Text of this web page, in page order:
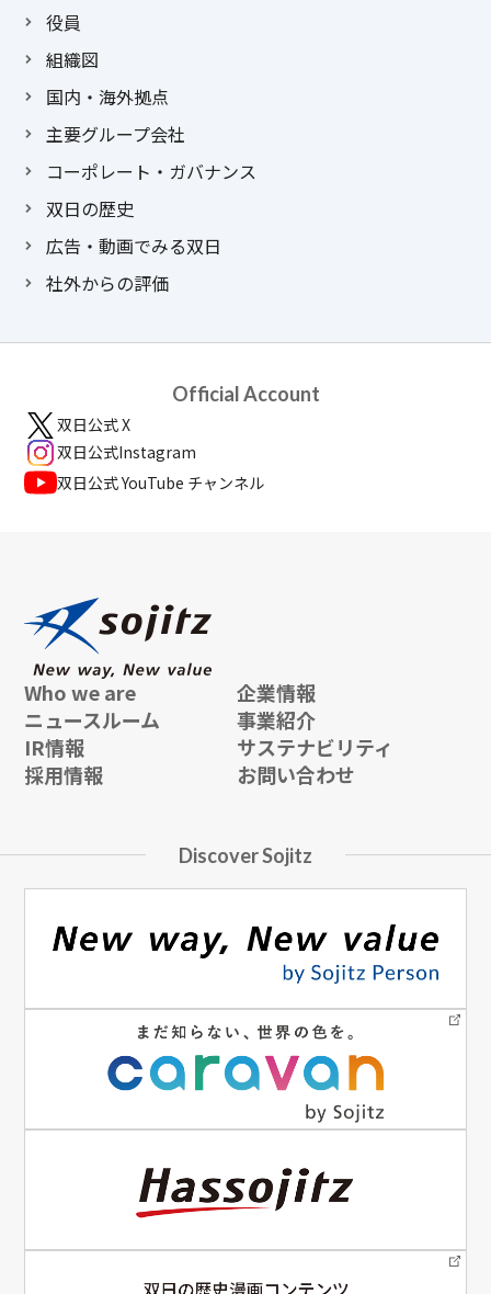
役員
組織図
国内・海外拠点
主要グループ会社
コーポレート・ガバナンス
双日の歴史
広告・動画でみる双日
社外からの評価
Official Account
双日公式 X
双日公式Instagram
双日公式 YouTube チャンネル
Who we are
企業情報
ニュースルーム
事業紹介
IR情報
サステナビリティ
採用情報
お問い合わせ
Discover Sojitz